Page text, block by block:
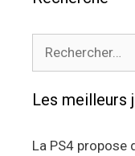
Les meilleurs
La PS4 propose